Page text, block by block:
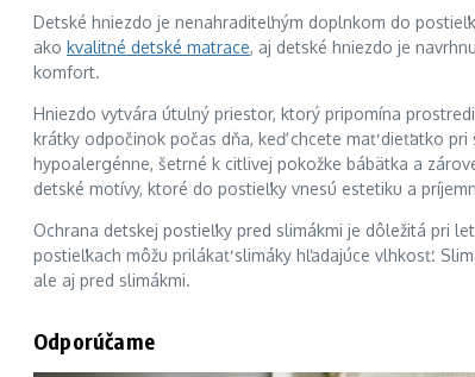
Detské hniezdo je nenahraditeľným doplnkom do
ako kvalitné detské matrace, aj detské hniezdo je
komfort.
Hniezdo vytvára útulný priestor, ktorý pripomína
krátky odpočinok počas dňa, keď chcete mať dieťatko
hypoalergénne, šetrné k citlivej pokožke bábätka a
detské motívy, ktoré do postieľky vnesú estetiku a
Ochrana detskej postieľky pred slimákmi je dôležitá pri
postieľkach môžu prilákať slimáky hľadajúce vlhkosť.
ale aj pred slimákmi.
Odporúčame